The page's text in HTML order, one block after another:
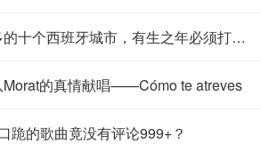
西语歌曲中出现最多的十个西班牙城市，有生之年必须打卡！
Morat的真情献唱——Cómo te atreves
跪的歌曲竟没有评论999+？